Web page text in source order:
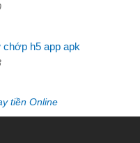
chớp h5 app apk
tiền Online